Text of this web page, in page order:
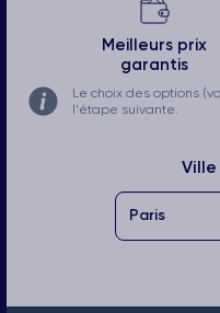
Meilleurs prix
garantis
Le choix des options
l'étape suivante.